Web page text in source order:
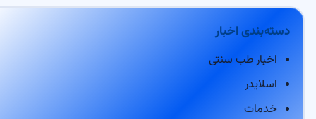
دسته‌بندی اخبار
اخبار طب سنتی
اسلایدر
خدمات